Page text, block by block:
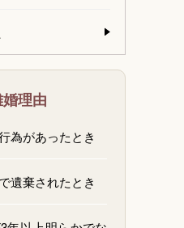
理由
為があったとき
遺棄されたとき